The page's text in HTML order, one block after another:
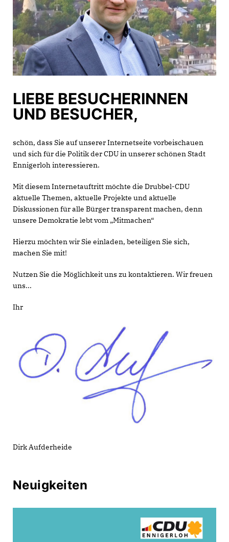
LIEBE BESUCHERINNEN
UND BESUCHER,
schön, dass Sie auf unserer Internetseite vorbeischauen
und sich für die Politik der CDU in unserer schönen Stadt
Ennigerloh interessieren.
Mit diesem Internetauftritt möchte die Drubbel-CDU
aktuelle Themen, aktuelle Projekte und aktuelle
Diskussionen für alle Bürger transparent machen, denn
unsere Demokratie lebt vom „Mitmachen“
Hierzu möchten wir Sie einladen, beteiligen Sie sich,
machen Sie mit!
Nutzen Sie die Möglichkeit uns zu kontaktieren. Wir freuen
uns...
Ihr
Dirk Aufderheide
Neuigkeiten